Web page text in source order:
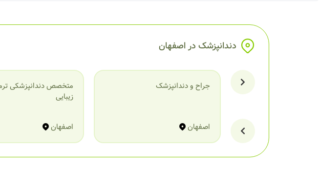
دندانپزشک در اصفهان
جراح و دندانپزشک
اصفهان
متخصص دندانپزشکی
زیبایی
اصفهان